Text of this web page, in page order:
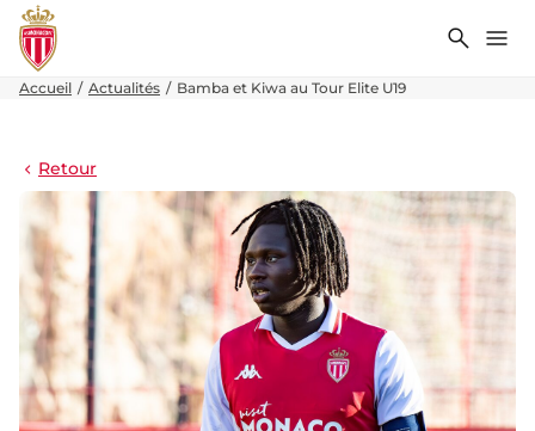
Accueil Actualités Bamba et Kiwa au Tour Elite U19
Retour